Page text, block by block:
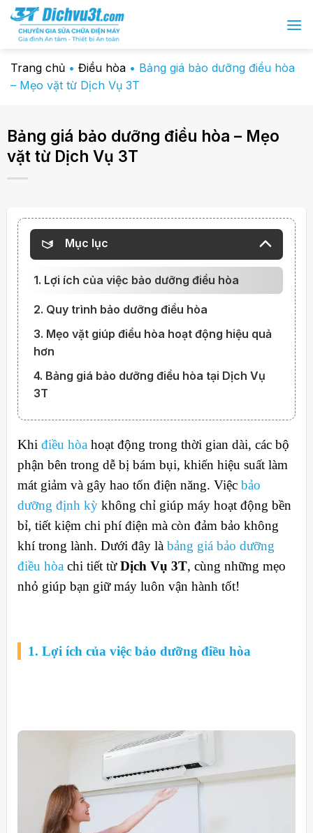
Chuyển
đến
dung
Trang chủ • Điều hòa • Bảng giá bảo dưỡng điều hòa
– Mẹo vặt từ Dịch Vụ 3T
Bảng giá bảo dưỡng điều hòa – Mẹo
vặt từ Dịch Vụ 3T
Mục lục
1. Lợi ích của việc bảo dưỡng điều hòa
2. Quy trình bảo dưỡng điều hòa
3. Mẹo vặt giúp điều hòa hoạt động hiệu quả
hơn
4. Bảng giá bảo dưỡng điều hòa tại Dịch Vụ
3T
Khi điều hòa hoạt động trong thời gian dài, các bộ
phận bên trong dễ bị bám bụi, khiến hiệu suất làm
mát giảm và gây hao tốn điện năng. Việc bảo
dưỡng định kỳkhông chỉ giúp máy hoạt động bền
bỉ, tiết kiệm chi phí điện mà còn đảm bảo không
khí trong lành. Dưới đây là bảng giá bảo dưỡng
điều hòa chi tiết từDịch Vụ 3T, cùng những mẹo
nhỏ giúp bạn giữ máy luôn vận hành tốt!
1. Lợi ích của việc bảo dưỡng điều hòa